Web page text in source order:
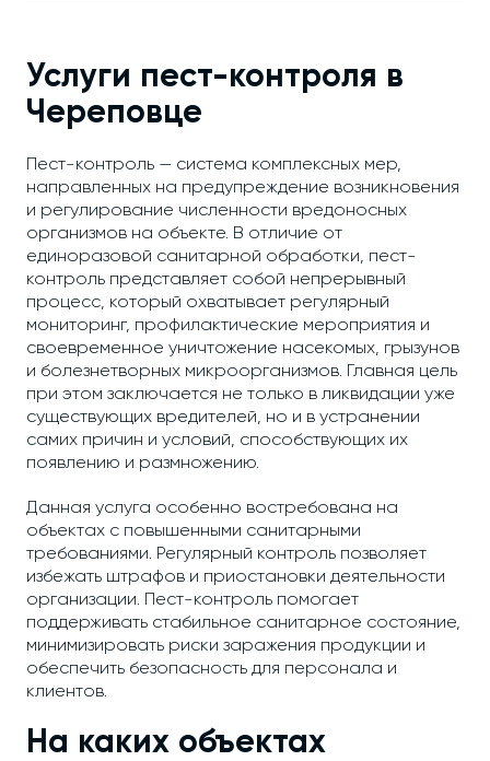
Услуги пест-контроля в
Череповце
Пест-контроль — система комплексных мер,
направленных на предупреждение возникновения
и регулирование численности вредоносных
организмов на объекте. В отличие от
единоразовой санитарной обработки, пест-
контроль представляет собой непрерывный
процесс, который охватывает регулярный
мониторинг, профилактические мероприятия и
своевременное уничтожение насекомых, грызунов
и болезнетворных микроорганизмов. Главная цель
при этом заключается не только в ликвидации уже
существующих вредителей, но и в устранении
самих причин и условий, способствующих их
появлению и размножению.
Данная услуга особенно востребована на
объектах с повышенными санитарными
требованиями. Регулярный контроль позволяет
избежать штрафов и приостановки деятельности
организации. Пест-контроль помогает
поддерживать стабильное санитарное состояние,
минимизировать риски заражения продукции и
обеспечить безопасность для персонала и
клиентов.
На каких объектах